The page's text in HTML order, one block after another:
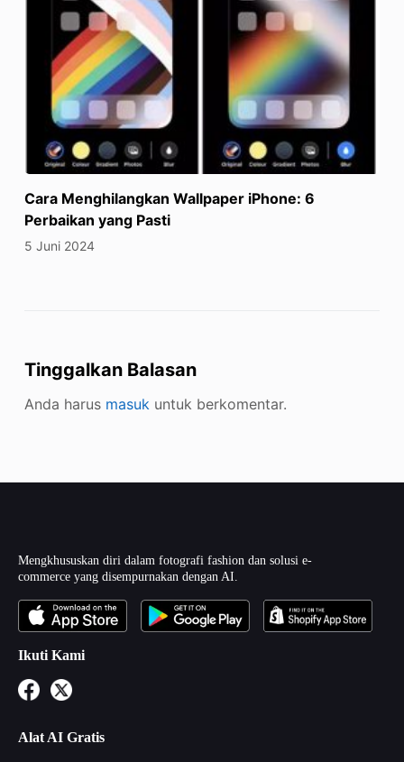
Cara Menghilangkan Wallpaper iPhone: 6
Perbaikan yang Pasti
5 Juni 2024
Tinggalkan Balasan
Anda harus masukuntuk berkomentar.
Mengkhususkan diri dalam fotografi fashion dan solusi e-
commerce yang disempurnakan dengan AI.
Ikuti Kami
Alat AI Gratis